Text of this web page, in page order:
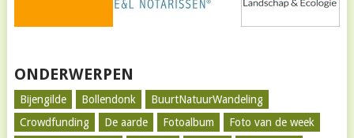
ONDERWERPEN
Bijengilde Bollendonk
BuurtNatuurWandeling
Crowdfunding
De aarde Fotoalbum
Foto van de week